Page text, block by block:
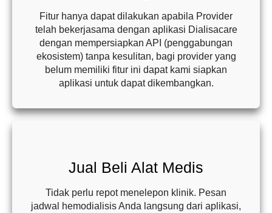
Fitur hanya dapat dilakukan apabila Provider
telah bekerjasama dengan aplikasi Dialisacare
dengan mempersiapkan API (penggabungan
ekosistem) tanpa kesulitan, bagi provider yang
belum memiliki fitur ini dapat kami siapkan
aplikasi untuk dapat dikembangkan.
Jual Beli Alat Medis
Tidak perlu repot menelepon klinik. Pesan
jadwal hemodialisis Anda langsung dari aplikasi,